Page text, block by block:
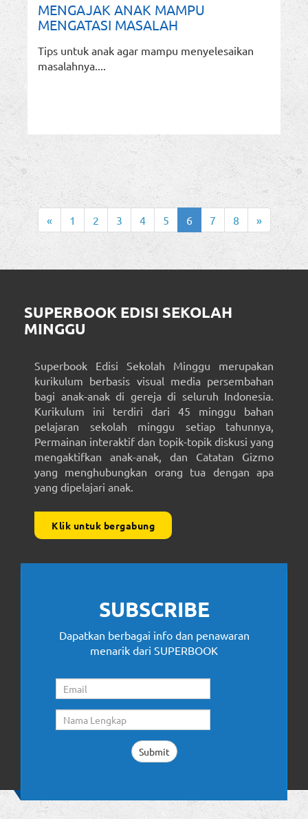
MENGAJAK ANAK MAMPU
MENGATASI MASALAH
Tips untuk anak agar mampu menyelesaikan
masalahnya....
« 1 2 3 4 5 6 7 8 »
SUPERBOOK EDISI SEKOLAH
MINGGU
Superbook Edisi Sekolah Minggu merupakan
kurikulum berbasis visual media persembahan
bagi anak-anak di gereja di seluruh Indonesia.
Kurikulum ini terdiri dari 45 minggu bahan
pelajaran sekolah minggu setiap tahunnya,
Permainan interaktif dan topik-topik diskusi yang
mengaktifkan anak-anak, dan Catatan Gizmo
yang menghubungkan orang tua dengan apa
yang dipelajari anak.
Klik untuk bergabung
SUBSCRIBE
Dapatkan berbagai info dan penawaran
menarik dari SUPERBOOK